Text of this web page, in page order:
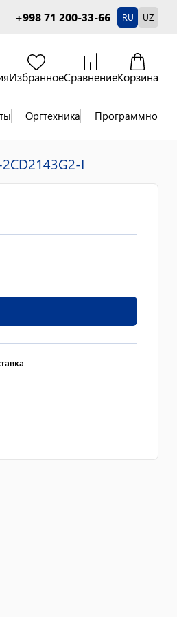
+998 71 200-33-66 RU UZ
ИзбранноеСравнениеКорзина
Оргтехника Программное
I